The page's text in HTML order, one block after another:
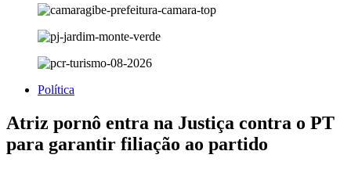
Política
Atriz pornô entra na Justiça contra o PT
para garantir filiação ao partido